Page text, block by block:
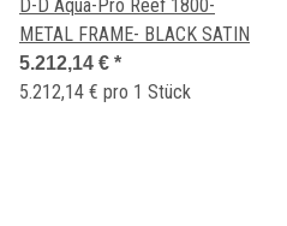
D-D Aqua-Pro Reef 1800-
METAL FRAME- BLACK SATIN
5.212,14 € *
5.212,14 € pro 1 Stück